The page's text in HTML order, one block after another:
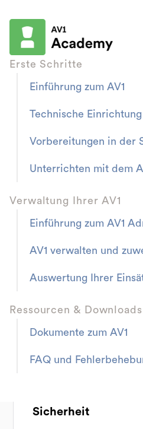
Erste Schritte
Einführung zum AV1
Technische Einrichtung
Vorbereitungen in der
Unterrichten mit dem
Verwaltung Ihrer AV1
Einführung zum AV1
AV1 verwalten und
Auswertung Ihrer
Ressourcen & Downloads
Dokumente zum AV1
FAQ und
Introduction
Schule.
Sicherheit